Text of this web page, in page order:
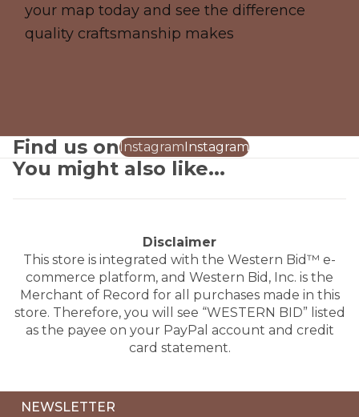
your map today and see the difference
quality craftsmanship makes
Find us onInstagram Instagram
You might also like...
Disclaimer
This store is integrated with the Western Bid™ e-
commerce platform, and Western Bid, Inc. is the
Merchant of Record for all purchases made in this
store. Therefore, you will see “WESTERN BID” listed
as the payee on your PayPal account and credit
card statement.
NEWSLETTER